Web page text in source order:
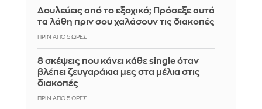
Δουλεύεις από το εξοχικό; Πρόσεξε αυτά
τα λάθη πριν σου χαλάσουν τις διακοπές
ΠΡΙΝ ΑΠΌ 5 ΏΡΕΣ
8 σκέψεις που κάνει κάθε single όταν
βλέπει ζευγαράκια μες στα μέλια στις
διακοπές
ΠΡΙΝ ΑΠΌ 5 ΏΡΕΣ